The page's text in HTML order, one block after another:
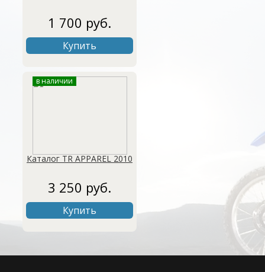
1 700 руб.
Купить
в наличии
Каталог TR APPAREL 2010
3 250 руб.
Купить